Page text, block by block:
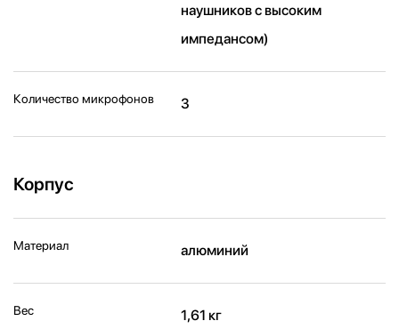
наушников с высоким
импедансом)
Количество микрофонов 3
Корпус
Материал алюминий
Вес 1,61 кг